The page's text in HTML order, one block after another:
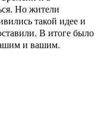
Но жители
такой идее и
В итоге было
и вашим.